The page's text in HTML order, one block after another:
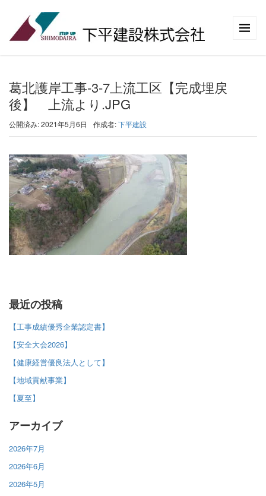
葛北護岸工事-3-7上流工区【完成埋戻
後】 上流より.JPG
公開済み: 2021年5月6日 作成者:下平建設
最近の投稿
【工事成績優秀企業認定書】
【安全大会2026】
【健康経営優良法人として】
【地域貢献事業】
【夏至】
アーカイブ
2026年7月
2026年6月
2026年5月